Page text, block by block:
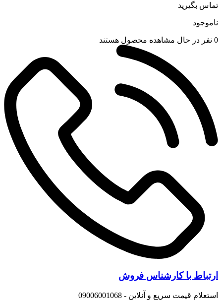
تماس بگیرید
ناموجود
0 نفر در حال مشاهده محصول هستند
ارتباط با کارشناس فروش
استعلام قیمت سریع و آنلاین - 09006001068